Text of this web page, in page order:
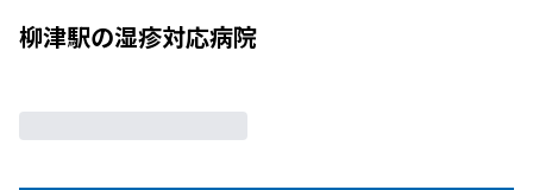
柳津駅の湿疹対応病院